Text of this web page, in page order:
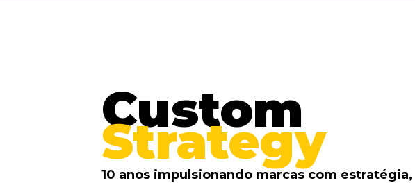
Custom
Strategy
10 anos impulsionando marcas com estratégia,